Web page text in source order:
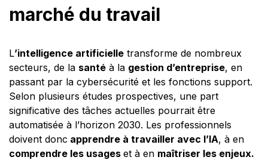
marché du travail
L’intelligence artificielle transforme de nombreux
secteurs, de la santé à la gestion d’entreprise, en
passant par la cybersécurité et les fonctions support.
Selon plusieurs études prospectives, une part
significative des tâches actuelles pourrait être
automatisée à l’horizon 2030. Les professionnels
doivent donc apprendre à travailler avec l’IA, à en
comprendre les usages et à en maîtriser les enjeux.